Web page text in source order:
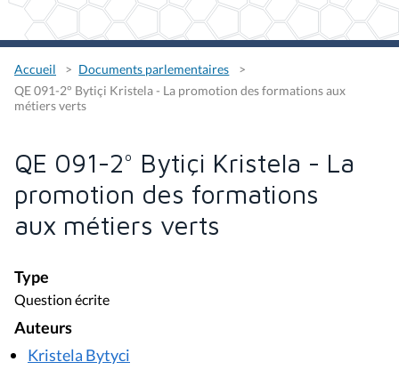
Accueil
Documents parlementaires
QE 091-2° Bytiçi Kristela - La promotion des formations aux
métiers verts
QE 091-2° Bytiçi Kristela - La
promotion des formations
aux métiers verts
Type
Question écrite
Auteurs
Kristela Bytyci